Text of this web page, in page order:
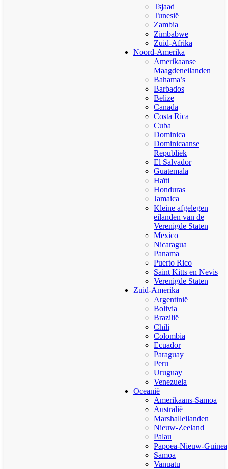
Tsjaad
Tunesië
Zambia
Zimbabwe
Zuid-Afrika
Noord-Amerika
Amerikaanse
Maagdeneilanden
Bahama’s
Barbados
Belize
Canada
Costa Rica
Cuba
Dominica
Dominicaanse
Republiek
El Salvador
Guatemala
Haïti
Honduras
Jamaica
Kleine afgelegen
eilanden van de
Verenigde Staten
Mexico
Nicaragua
Panama
Puerto Rico
Saint Kitts en Nevis
Verenigde Staten
Zuid-Amerika
Argentinië
Bolivia
Brazilië
Chili
Colombia
Ecuador
Paraguay
Peru
Uruguay
Venezuela
Oceanië
Amerikaans-Samoa
Australië
Marshalleilanden
Nieuw-Zeeland
Palau
Papoea-Nieuw-Guinea
Samoa
Vanuatu